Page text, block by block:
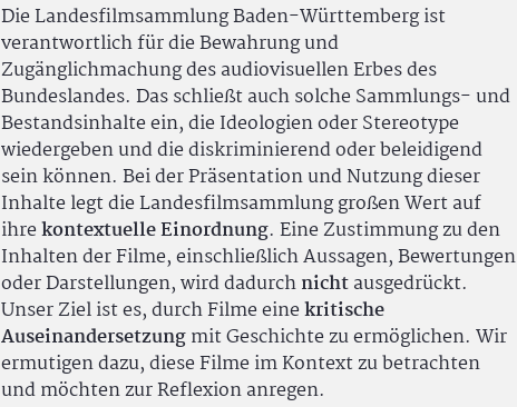
Die Landesfilmsammlung Baden-Württemberg ist
verantwortlich für die Bewahrung und
Zugänglichmachung des audiovisuellen Erbes des
Bundeslandes. Das schließt auch solche Sammlungs- und
Bestandsinhalte ein, die Ideologien oder Stereotype
wiedergeben und die diskriminierend oder beleidigend
sein können. Bei der Präsentation und Nutzung dieser
Inhalte legt die Landesfilmsammlung großen Wert auf
ihrekontextuelle Einordnung. Eine Zustimmung zu den
Inhalten der Filme, einschließlich Aussagen, Bewertungen
oder Darstellungen, wird dadurchnichtausgedrückt.
Unser Ziel ist es, durch Filme einekritische
Auseinandersetzungmit Geschichte zu ermöglichen. Wir
ermutigen dazu, diese Filme im Kontext zu betrachten
und möchten zur Reflexion anregen.